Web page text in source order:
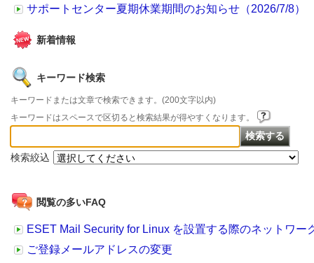
サポートセンター夏期休業期間のお知らせ（2026/7/8）
新着情報
キーワード検索
キーワードまたは文章で検索できます。(200文字以内)
キーワードはスペースで区切ると検索結果が得やすくなります。
検索絞込
閲覧の多いFAQ
ESET Mail Security for Linux を設置する際のネットワー
ご登録メールアドレスの変更